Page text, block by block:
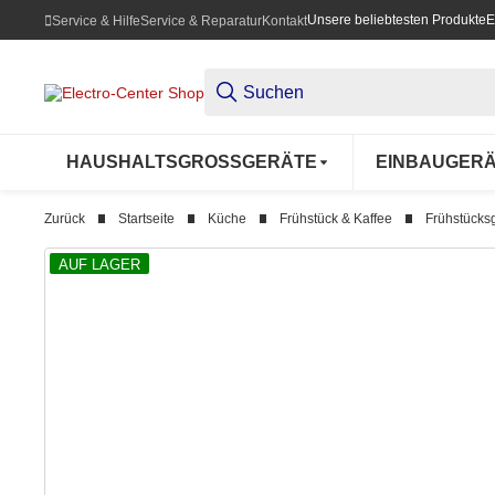
Service & HilfeService & ReparaturKontaktUnsere beliebtesten Produkte
HAUSHALTSGROSSGERÄTE
Zurück Startseite Küche Frühstück & Kaffee
AUF LAGER